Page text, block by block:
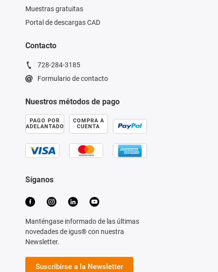
Muestras gratuitas
Portal de descargas CAD
Contacto
728-284-3185
Formulario de contacto
Nuestros métodos de pago
PAGO POR
ADELANTADO
COMPRA A
CUENTA
Síganos
Manténgase informado de las últimas
novedades de igus® con nuestra
Newsletter.
Suscribirse a la Newsletter